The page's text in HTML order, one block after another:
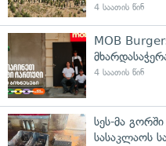
4 საათის წინ
MOB
4 საათის წინ
სეს-მა
სასაკლაოს